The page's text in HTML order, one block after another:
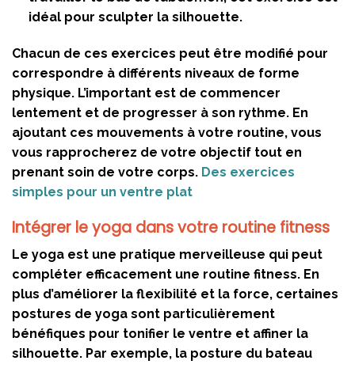
idéal pour sculpter la silhouette.
Chacun de ces exercices peut être modifié pour
correspondre à différents niveaux de forme
physique. L’important est de commencer
lentement et de progresser à son rythme. En
ajoutant ces mouvements à votre routine, vous
vous rapprocherez de votre objectif tout en
prenant soin de votre corps. Des exercices
simples pour un ventre plat
Intégrer le yoga dans votre routine fitness
Le yoga est une pratique merveilleuse qui peut
compléter efficacement une routine fitness. En
plus d’améliorer la flexibilité et la force, certaines
postures de yoga sont particulièrement
bénéfiques pour tonifier le ventre et affiner la
silhouette. Par exemple, la posture du bateau